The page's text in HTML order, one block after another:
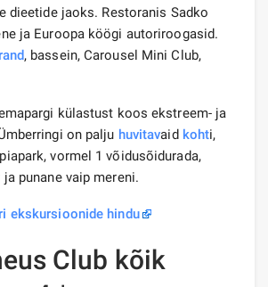
dieetide jaoks. Restoranis Sadko
ja Euroopa köögi autoriroogasid.
, bassein, Carousel Mini Club,
külastust koos ekstreem- ja
on palju huvitavaid kohti,
vormel 1 võidusõidurada,
punane vaip mereni.
ekskursioonide hindu
Club kõik